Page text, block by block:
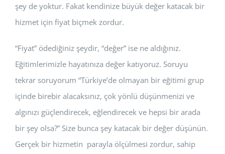
şey de yoktur. Fakat kendinize büyük değer katacak bir
hizmet için fiyat biçmek zordur.
“Fiyat” ödediğiniz şeydir, “değer” ise ne aldığınız.
Eğitimlerimizle hayatınıza değer katıyoruz. Soruyu
tekrar soruyorum “Türkiye’de olmayan bir eğitimi grup
içinde birebir alacaksınız, çok yönlü düşünmenizi ve
algınızı güçlendirecek, eğlendirecek ve hepsi bir arada
bir şey olsa?” Size bunca şey katacak bir değer düşünün.
Gerçek bir hizmetin parayla ölçülmesi zordur, sahip